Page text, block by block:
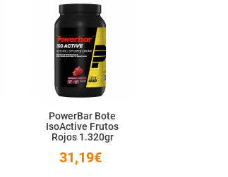
PowerBar Bote
IsoActive Frutos
Rojos 1.320gr
31,19€